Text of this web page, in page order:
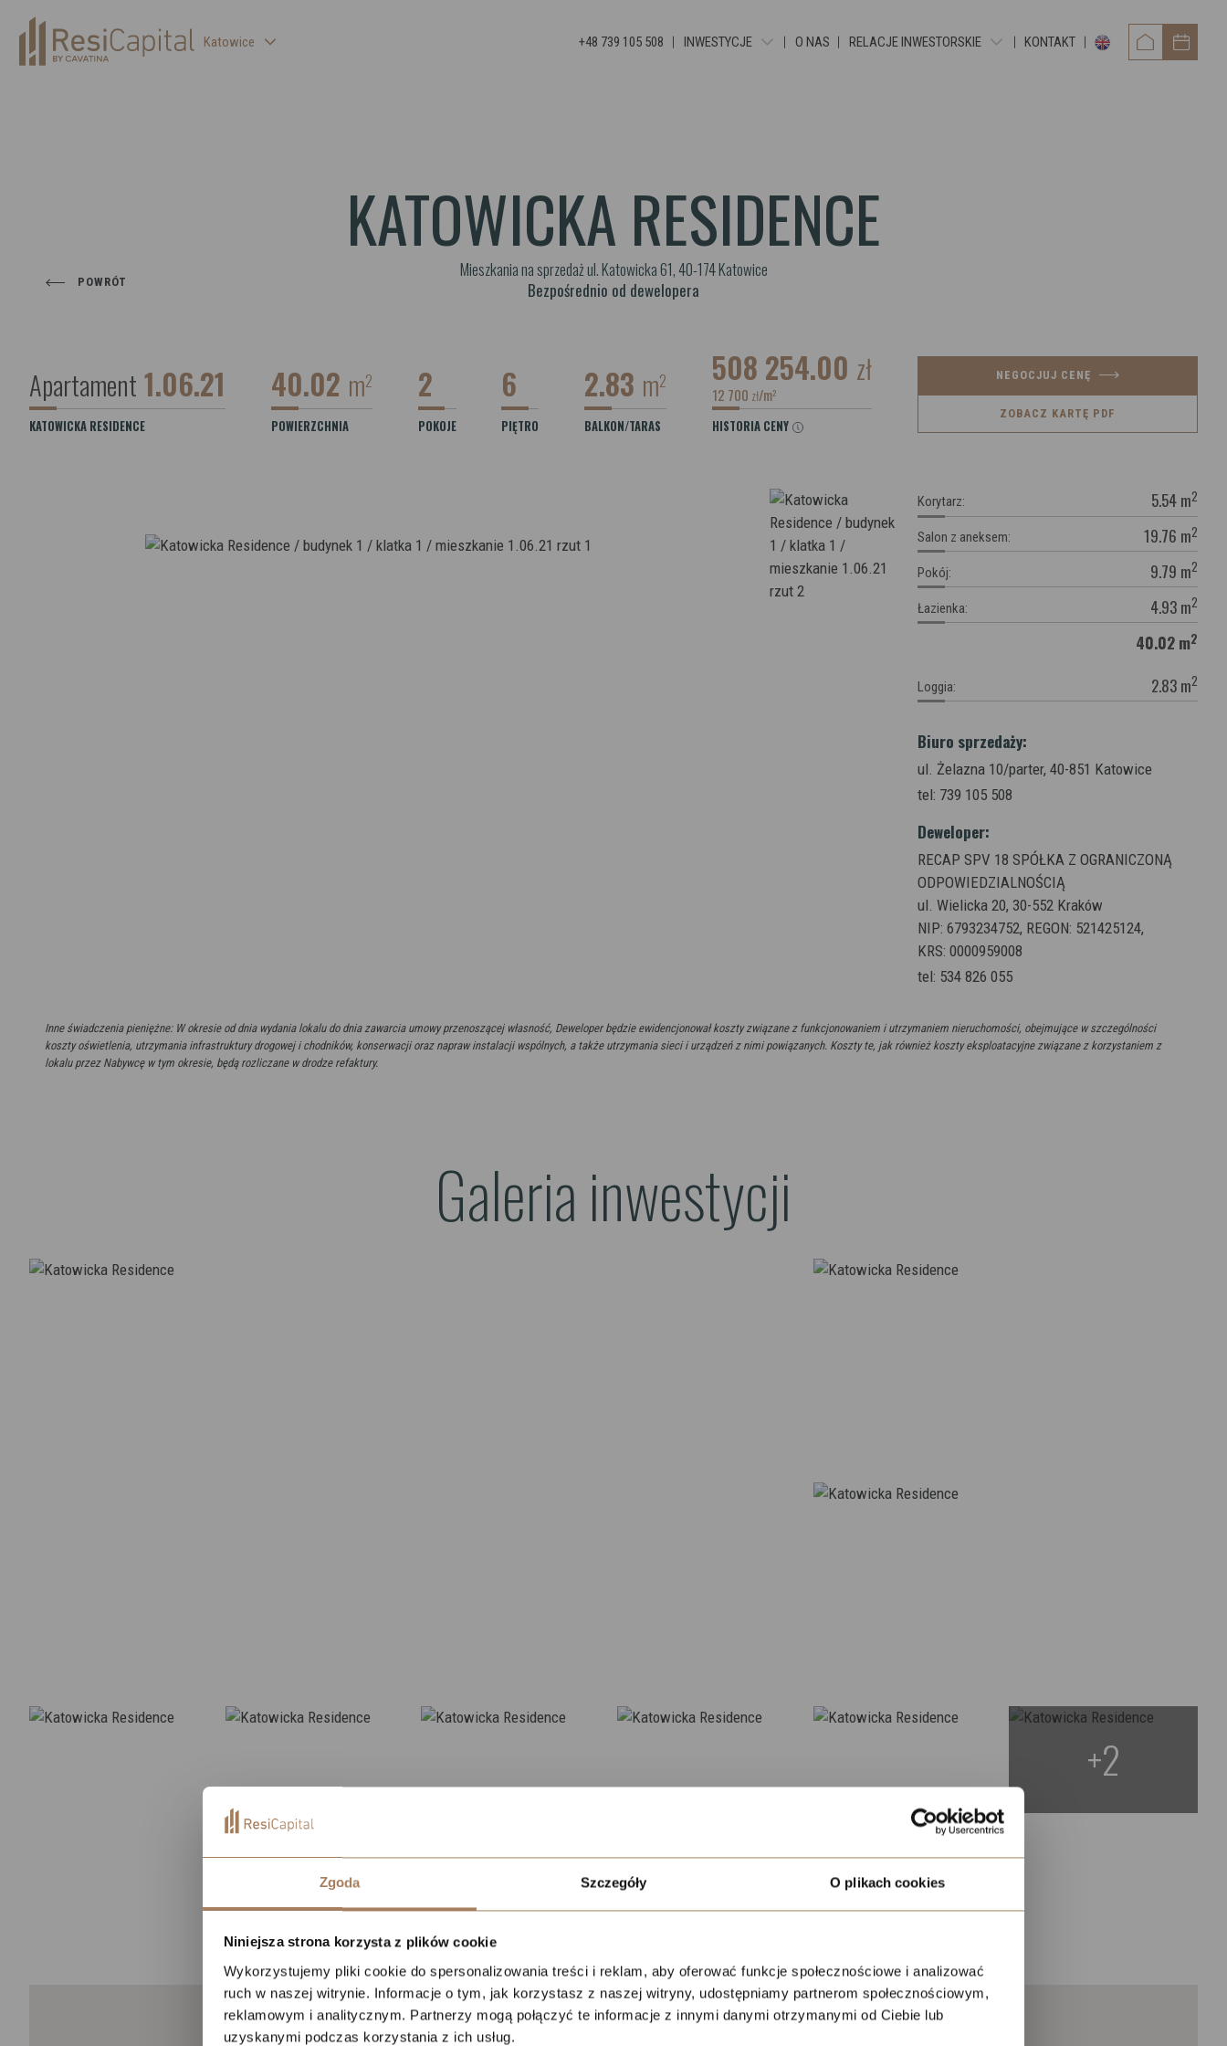
Zgoda Szczegóły O plikach cookies
Niniejsza strona korzysta z plików cookie
Wykorzystujemy pliki cookie do spersonalizowania treści i reklam, aby oferować funkcje społecznościowe i analizować
ruch w naszej witrynie. Informacje o tym, jak korzystasz z naszej witryny, udostępniamy partnerom społecznościowym,
reklamowym i analitycznym. Partnerzy mogą połączyć te informacje z innymi danymi otrzymanymi od Ciebie lub
uzyskanymi podczas korzystania z ich usług.
Katowice +48 739 105 508 INWESTYCJE
BELG APARTMENTS
APARTAMENTY GRUNDMANNA
O NAS RELACJE INWESTORSKIE
POZOSTAŁE DOKUMENTY
OBLIGACJE
KONTAKT
KATOWICKA RESIDENCE
Mieszkania na sprzedaż ul. Katowicka 61, 40-174 Katowice
Bezpośrednio od dewelopera
POWRÓT
KATOWICKA RESIDENCE
Apartament 1.06.21
POWIERZCHNIA
40.02 m2
POKOJE
2
PIĘTRO
6
BALKON/TARAS
2.83 m2
HISTORIA CENY
508 254.00 zł
12 700 zł/m2
NEGOCJUJ CENĘ
ZOBACZ KARTĘ PDF
Korytarz: 5.54 m2
Salon z aneksem: 19.76 m2
Pokój: 9.79 m2
Łazienka: 4.93 m2
40.02 m2
Loggia: 2.83 m2
Biuro sprzedaży:
ul. Żelazna 10/parter, 40-851 Katowice
tel: 739 105 508
Deweloper:
RECAP SPV 18 SPÓŁKA Z OGRANICZONĄ
ODPOWIEDZIALNOŚCIĄ
ul. Wielicka 20, 30-552 Kraków
NIP: 6793234752, REGON: 521425124,
KRS: 0000959008
tel: 534 826 055
Inne świadczenia pieniężne: W okresie od dnia wydania lokalu do dnia zawarcia umowy przenoszącej własność, Deweloper będzie ewidencjonował koszty związane z funkcjonowaniem i utrzymaniem nieruchomości, obejmujące w szczególności
koszty oświetlenia, utrzymania infrastruktury drogowej i chodników, konserwacji oraz napraw instalacji wspólnych, a także utrzymania sieci i urządzeń z nimi powiązanych. Koszty te, jak również koszty eksploatacyjne związane z korzystaniem z
lokalu przez Nabywcę w tym okresie, będą rozliczane w drodze refaktury.
Galeria inwestycji
+2
Lokalizacja
Niestety nie ma nas w biurze.
Ciebie, kiedy wrócimy do
pracy?